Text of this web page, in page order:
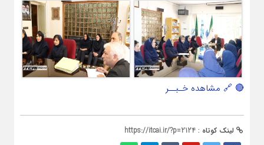
🔴 🔗 مشاهده خـبــر
لینک کوتاه : https://itcai.ir/?p=2124